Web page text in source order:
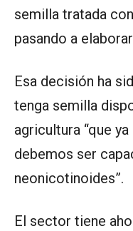
semilla tratada
pasando a
Esa decisión ha
tenga semilla
agricultura “que
debemos ser
neonicotinoides”.
El sector tiene